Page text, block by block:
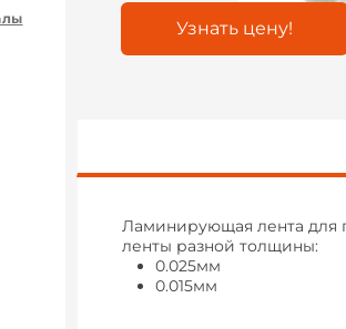
Узнать цену!
Ламинирующая лента для
ленты разной толщины:
0.025мм
0.015мм